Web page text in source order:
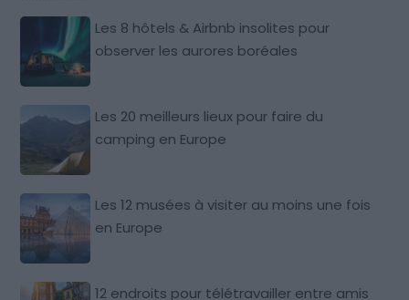
Les 8 hôtels & Airbnb insolites pour
observer les aurores boréales
Les 20 meilleurs lieux pour faire du
camping en Europe
Les 12 musées à visiter au moins une fois
en Europe
12 endroits pour télétravailler entre amis